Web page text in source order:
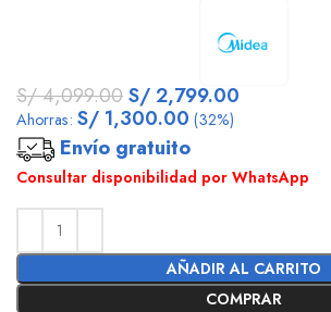
S/4,099.00S/2,799.00
Ahorras: S/ 1,300.00 (32%)
Envío gratuito
Consultar disponibilidad por WhatsApp
AÑADIR AL CARRITO
COMPRAR